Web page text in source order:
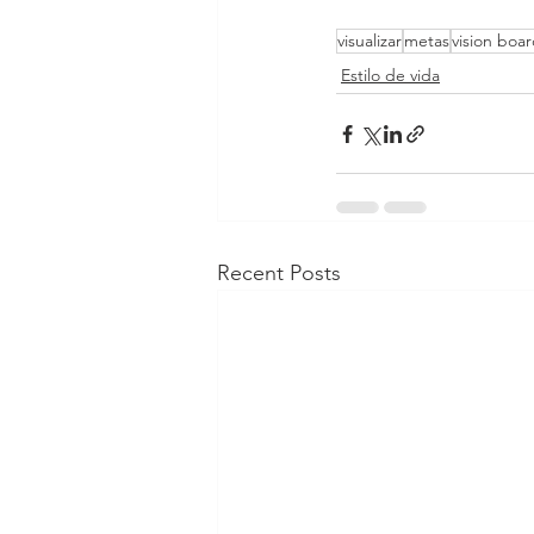
visualizarmetasvision
Estilo de vida
Recent Posts